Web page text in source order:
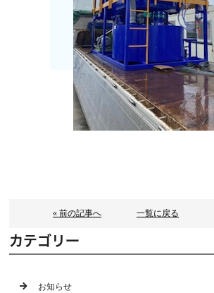
« 前の記事へ 一覧に戻る
カテゴリー
お知らせ